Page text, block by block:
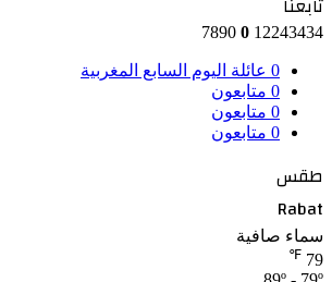
12243434
0
0 عائلة اليوم السابع المغربية
0 متابعون
0 متابعون
0 متابعون
طقس
Rabat
سماء صافية
79
℉